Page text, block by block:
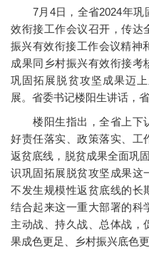
7月4日，全省2024年巩
效衔接工作会议召开，传达
振兴有效衔接工作会议精神
成果同乡村振兴有效衔接考
巩固拓展脱贫攻坚成果迈
展。省委书记楼阳生讲话，
楼阳生指出，全省上下
好责任落实、政策落实、工
返贫底线，脱贫成果全面巩
识巩固拓展脱贫攻坚成果这
不发生规模性返贫底线的长
结合起来这一重大部署的科
主动战、持久战、总体战，
果成色更足、乡村振兴底色更